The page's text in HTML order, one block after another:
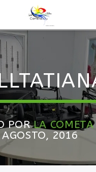
EN VIVO
A CIELO
PORLA COMETA
AGOSTO, 2016